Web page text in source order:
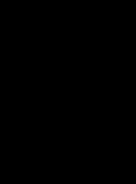
быстрая
ещё.